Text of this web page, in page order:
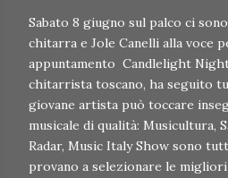
Sabato 8 giugno sul palco ci
chitarra e Jole Canelli alla voce
appuntamento Candlelight
chitarrista toscano, ha seguito
giovane artista può toccare
musicale di qualità: Musicultura,
Radar, Music Italy Show sono
provano a selezionare le